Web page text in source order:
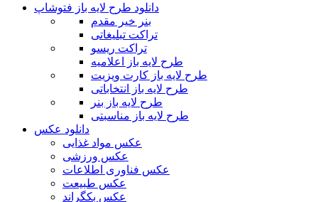
دانلود طرح لایه باز فتوشاپ
بنر خیر مقدم
تراکت تبلیغاتی
تراکت ریسو
طرح لایه باز اعلامیه
طرح لایه باز کارت ویزیت
طرح لایه باز انتخاباتی
طرح لایه باز بنر
طرح لایه باز مناسبتی
دانلود عکس
عکس مواد غذایی
عکس ورزشی
عکس فناوری اطلاعات
عکس طبیعت
عکس بکگراند